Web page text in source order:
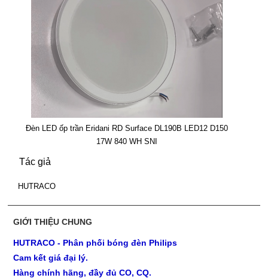
Đèn LED ốp trần Eridani RD Surface DL190B LED12 D150
17W 840 WH SNI
Tác giả
HUTRACO
GIỚI THIỆU CHUNG
HUTRACO - Phân phối bóng đèn Philips
Cam kết giá đại lý.
Hàng chính hãng, đầy đủ CO, CQ.